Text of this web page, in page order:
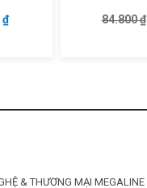
là: 12.500 ₫.
₫Giá hiện tại là: 9.375 ₫.
84.800₫
& THƯƠNG MẠI MEGALINE